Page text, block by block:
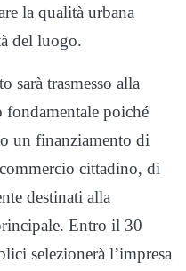
la qualità urbana
del luogo.
sarà trasmesso alla
fondamentale poiché
un finanziamento di
cittadino, di
destinati alla
Entro il 30
selezionerà l’impresa